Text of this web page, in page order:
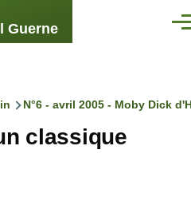
Guerne
N°6 - avril 2005 - Moby Dick
classique